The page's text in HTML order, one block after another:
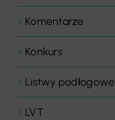
Komentarze
Konkurs
Listwy podłogowe
LVT